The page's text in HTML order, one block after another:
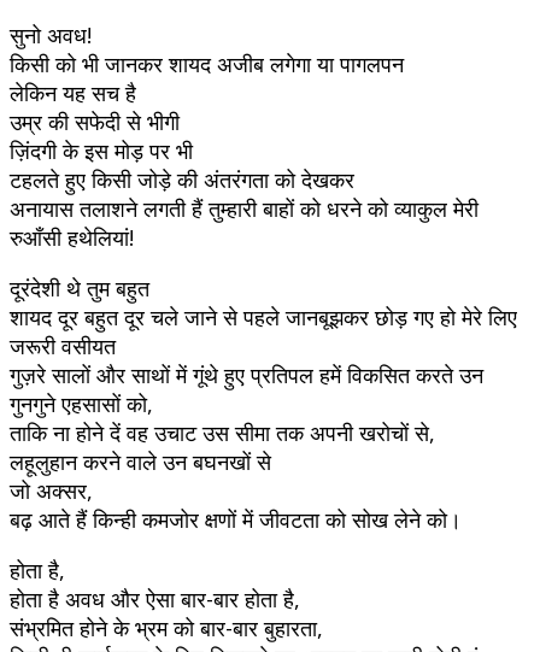
सुनो अवध!
किसी को भी जानकर शायद अजीब लगेगा या पागलपन
लेकिन यह सच है
उम्र की सफेदी से भीगी
ज़िंदगी के इस मोड़ पर भी
टहलते हुए किसी जोड़े की अंतरंगता को देखकर
अनायास तलाशने लगती हैं तुम्हारी बाहों को धरने को व्याकुल मेरी
रुआँसी हथेलियां!
दूरंदेशी थे तुम बहुत
शायद दूर बहुत दूर चले जाने से पहले जानबूझकर छोड़ गए हो मेरे लिए
जरूरी वसीयत
गुज़रे सालों और साथों में गूंथे हुए प्रतिपल हमें विकसित करते उन
गुनगुने एहसासों को,
ताकि ना होने दें वह उचाट उस सीमा तक अपनी खरोचों से,
लहूलुहान करने वाले उन बघनखों से
जो अक्सर,
बढ़ आते हैं किन्ही कमजोर क्षणों में जीवटता को सोख लेने को।
होता है,
होता है अवध और ऐसा बार-बार होता है,
संभ्रमित होने के भ्रम को बार-बार बुहारता,